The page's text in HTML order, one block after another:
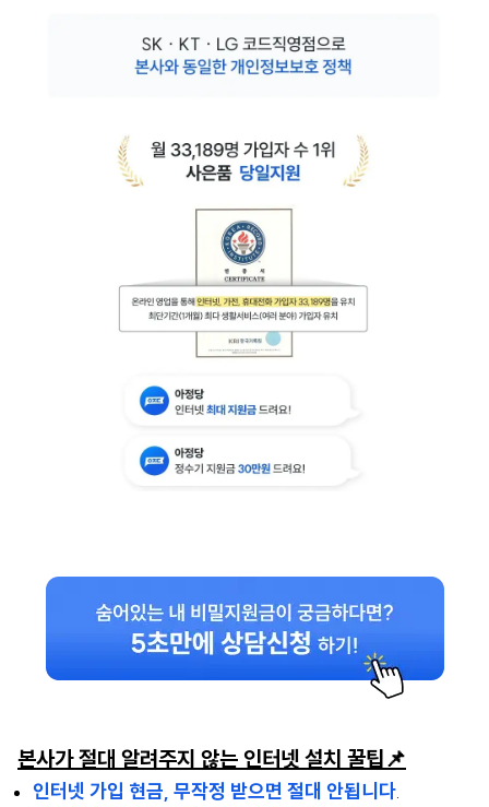
본사가 절대 알려주지 않는 인터넷 설치 꿀팁📌
인터넷 가입 현금, 무작정 받으면 절대 안됩니다.